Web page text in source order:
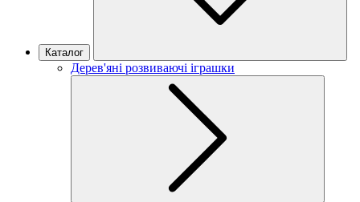
Каталог
Дерев'яні розвиваючі іграшки